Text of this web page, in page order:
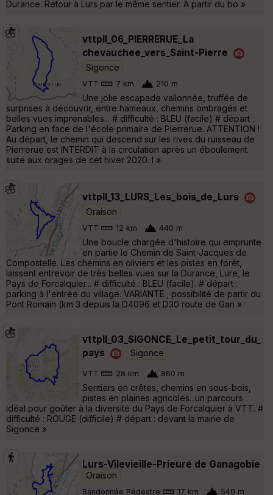
Durance. Retour à Lurs par le même sentier. A partir du bo »
vttpll_06_PIERRERUE_La
chevauchee_vers_Saint-Pierre
Sigonce
VTT 7 km 210 m
Une jolie escapade vallonnée, truffée de
surprises à découvrir, entre hameaux, chemins ombragés et
belles vues imprenables... # difficulté : BLEU (facile) # départ :
Parking en face de l'école primaire de Pierrerue. ATTENTION !
Au départ, le chemin qui descend sur les rives du ruisseau de
Pierrerue est INTERDIT à la circulation après un éboulement
suite aux orages de cet hiver 2020. I »
vttpll_13_LURS_Les_bois_de_Lurs
Oraison
VTT 12 km 440 m
Une boucle chargée d'histoire qui emprunte
en partie le Chemin de Saint-Jacques de
Compostelle. Les chemins en oliviers et les pistes en forêt,
laissent entrevoir de très belles vues sur la Durance, Lure, le
Pays de Forcalquier... # difficulté : BLEU (facile). # départ :
parking à l'entrée du village. VARIANTE ; possibilité de partir du
Pont Romain (km 3 depuis la D4096 et D30 route de Gan »
vttpll_03_SIGONCE_Le_petit_tour_du_
pays
Sigonce
VTT 28 km 860 m
Sentiers en crêtes, chemins en sous-bois,
pistes en plaines agricoles...un parcours
idéal pour goûter à la diversité du Pays de Forcalquier à VTT. #
difficulté : ROUGE (difficile) # départ : devant la mairie de
Sigonce »
Lurs-Vilevieille-Prieuré de Ganagobie
Oraison
Randonnée Pédestre 17 km 540 m